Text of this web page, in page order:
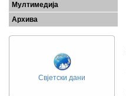
Мултимедија
Архива
Свјетски дани